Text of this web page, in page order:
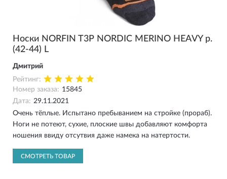
Носки NORFIN T3P NORDIC MERINO HEAVY р.
(42-44) L
Дмитрий
Рейтинг:
Номер заказа: 15845
Дата: 29.11.2021
Очень тёплые. Испытано пребыванием на стройке (прораб).
Ноги не потеют, сухие, плоские швы добавляют комфорта
ношения ввиду отсутвия даже намека на натертости.
СМОТРЕТЬ ТОВАР